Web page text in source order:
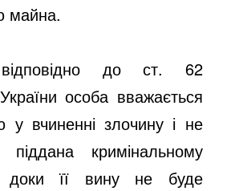
майна.
відповідно до ст. 62
України особа вважається
у вчиненні злочину і не
кримінальному
доки її вину не буде